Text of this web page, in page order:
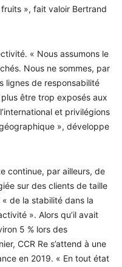
», fait valoir Bertrand
« Nous assumons le
Nous ne sommes, par
lignes de responsabilité
être trop exposés aux
et privilégions
», développe
continue, par ailleurs, de
sur des clients de taille
de la stabilité dans la
». Alors qu’il avait
5 % lors des
CCR Re s’attend à une
en 2019. « En tout état